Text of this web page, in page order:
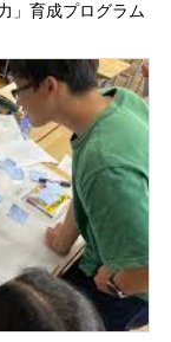
」育成プログラム